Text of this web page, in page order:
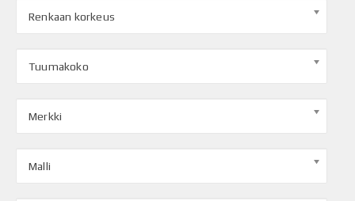
Renkaan korkeus
Tuumakoko
Merkki
Malli